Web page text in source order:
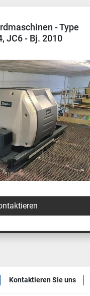
- Type
2010
Kontaktieren Sie uns